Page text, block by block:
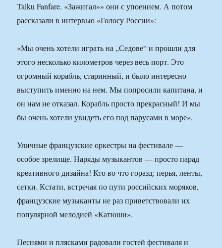
Talku Fanfare. «Зажигал»» они с упоением. А потом
рассказали в интервью «Голосу России»:
«Мы очень хотели играть на „Седове“ и прошли для
этого несколько километров через весь порт. Это
огромный корабль, старинный, и было интересно
выступить именно на нем. Мы попросили капитана, и
он нам не отказал. Корабль просто прекрасный! И мы
бы очень хотели увидеть его под парусами в море».
Уличные французские оркестры на фестивале —
особое зрелище. Наряды музыкантов — просто парад
креативного дизайна! Кто во что горазд: перья, ленты,
сетки. Кстати, встречая по пути российских моряков,
французские музыканты не раз приветствовали их
популярной мелодией «Катюши».
Песнями и плясками радовали гостей фестиваля и